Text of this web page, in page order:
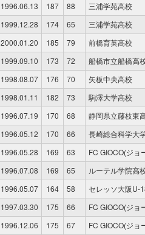
1996.06.13 187 88
三浦学苑高校
1999.12.28 174 65
三浦学苑高校
2000.01.20 185 79
前橋育英高校
1999.09.10 173 72
船橋市立船橋高
1998.08.07 176 70
矢板中央高校
1998.01.11 182 73
駒澤大学高校
1996.07.19 170 68
静岡県立藤枝東
1996.05.12 170 66
長崎総合科学大
1996.05.28 169 63
FC GIOCO(ジョ
1996.07.08 169 65
ルーテル学院高
1996.05.07 164 58
セレッソ大阪U-
1997.03.30 175 66
FC GIOCO(ジョ
1996.12.06 175 67
FC GIOCO(ジョ